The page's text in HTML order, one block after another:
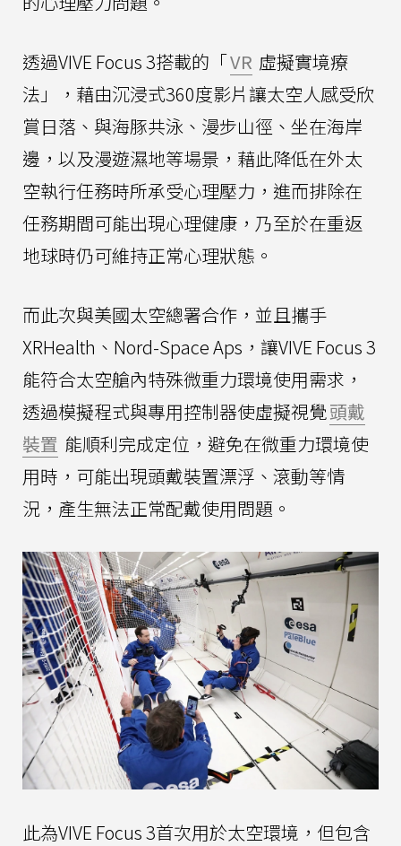
透過VIVE Focus 3搭載的「VR 虛擬實境療
法」，藉由沉浸式360度影片讓太空人感受欣
賞日落、與海豚共泳、漫步山徑、坐在海岸
邊，以及漫遊濕地等場景，藉此降低在外太
空執行任務時所承受心理壓力，進而排除在
任務期間可能出現心理健康，乃至於在重返
地球時仍可維持正常心理狀態。
而此次與美國太空總署合作，並且攜手
XRHealth、Nord-Space Aps，讓VIVE Focus 3
能符合太空艙內特殊微重力環境使用需求，
透過模擬程式與專用控制器使虛擬視覺頭戴
裝置 能順利完成定位，避免在微重力環境使
用時，可能出現頭戴裝置漂浮、滾動等情
況，產生無法正常配戴使用問題。
此為VIVE Focus 3首次用於太空環境，但包含